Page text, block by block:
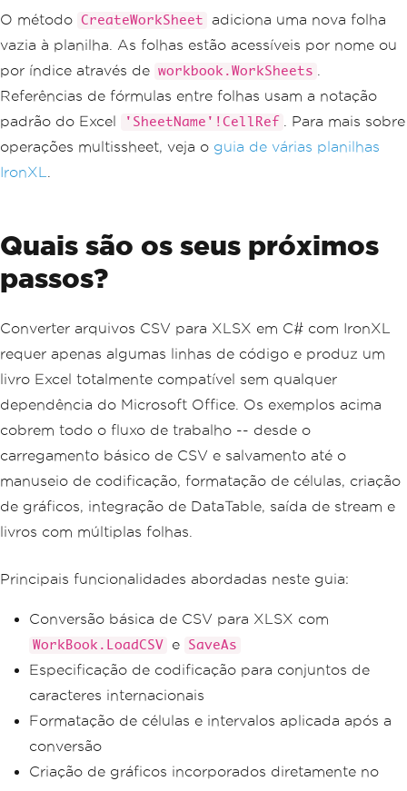
summarySheet[ "B1" ]. Formula =
summarySheet [ Value =
"Data Shee
summarySheet["B2"].Value = q1Sheet.Nam
e
;
// Save the multi-sheet workbook
O método CreateWorkSheet
adiciona uma nova folha
vazia à planilha. As folhas estão acessíveis por nome ou
por índice através de workbook.WorkSheets
Referências de fórmulas entre folhas usam a notação
padrão do Excel
'SheetName'!CellRef
. Para mais sobre
operações multissheet, veja o guia de várias planilhas
IronXL
Quais são os seus próximos
passos?
Converter arquivos CSV para XLSX em C# com IronXL
requer apenas algumas linhas de código e produz um
livro Excel totalmente compatível sem qualquer
dependência do Microsoft Office. Os exemplos acima
cobrem todo o fluxo de trabalho -- desde o
carregamento básico de CSV e salvamento até o
manuseio de codificação, formatação de células, criação
de gráficos, integração de DataTable, saída de stream e
livros com múltiplas folhas.
Principais funcionalidades abordadas neste guia:
Conversão básica de CSV para XLSX com
WorkBook.LoadCSV e SaveAs
Especificação de codificação para conjuntos de
caracteres internacionais
Formatação de células e intervalos aplicada após a
conversão
Criação de gráficos incorporados diretamente no